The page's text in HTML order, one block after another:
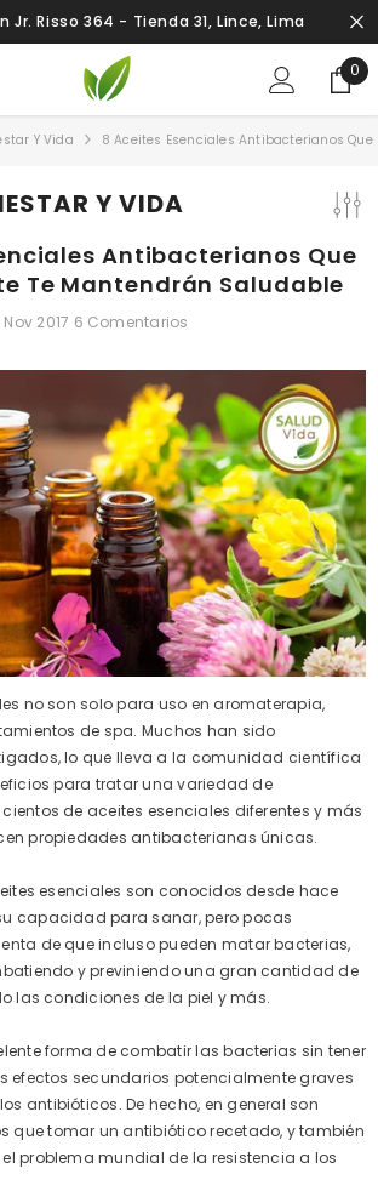
Jr. Risso 364 - Tienda 31, Lince, Lima
0
0
Y Vida 8 Aceites Esenciales Antibacterianos
Y VIDA
Antibacterianos Que
Te Mantendrán Saludable
Nov 2017 6 Comentarios
no son solo para uso en aromaterapia,
de spa. Muchos han sido
lo que lleva a la comunidad científica
para tratar una variedad de
de aceites esenciales diferentes y más
propiedades antibacterianas únicas.
esenciales son conocidos desde hace
capacidad para sanar, pero pocas
de que incluso pueden matar bacterias,
y previniendo una gran cantidad de
las condiciones de la piel y más.
forma de combatir las bacterias sin tener
efectos secundarios potencialmente graves
antibióticos. De hecho, en general son
que tomar un antibiótico recetado, y también
problema mundial de la resistencia a los